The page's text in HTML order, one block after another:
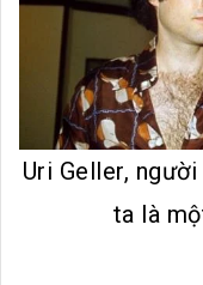
Uri Geller,
ta là